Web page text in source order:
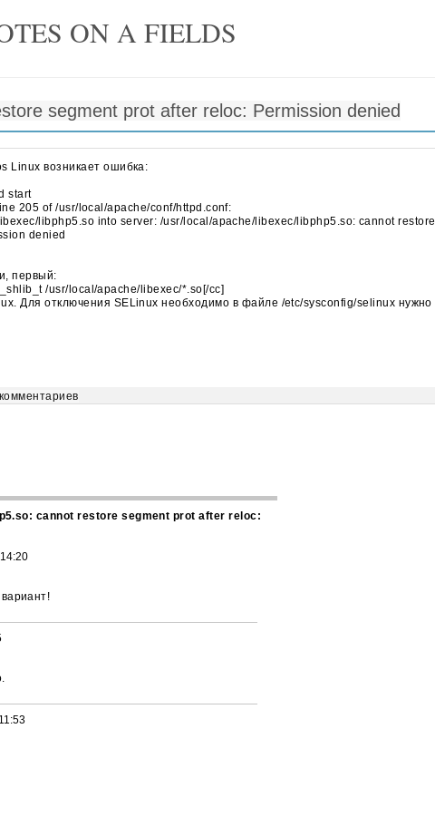
ON A FIELDS
segment prot after reloc: Permission denied
Linux возникает ошибка:
start
205 of /usr/local/apache/conf/httpd.conf:
libphp5.so into server: /usr/local/apache/libexec/libphp5.so: cannot restore
denied
первый:
/usr/local/apache/libexec/*.so[/cc]
Для отключения SELinux необходимо в файле /etc/sysconfig/selinux нужно
cannot restore segment prot after reloc: